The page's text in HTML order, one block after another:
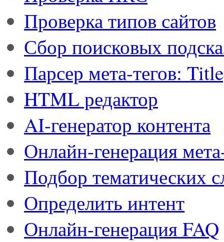
Проверка типов сайтов
Сбор поисковых
Парсер мета-тегов:
HTML редактор
AI-генератор контента
Онлайн-генерация
Подбор тематических
Определить интент
Онлайн-генерация FAQ